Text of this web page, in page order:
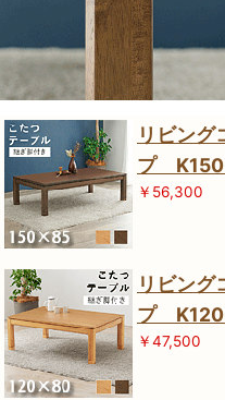
リビン
プ
￥56,300
リビン
プ
￥47,500